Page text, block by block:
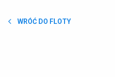
WRÓĆ DO FLOTY